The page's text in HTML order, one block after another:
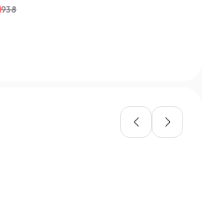
938